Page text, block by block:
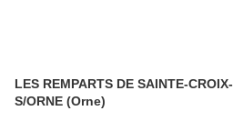
LES REMPARTS DE SAINTE-CROIX-
S/ORNE (Orne)